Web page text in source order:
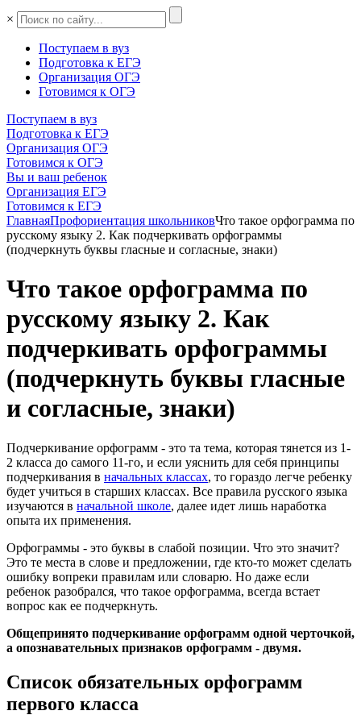
×
Поступаем в вуз
Подготовка к ЕГЭ
Организация ОГЭ
Готовимся к ОГЭ
Поступаем в вуз
Подготовка к ЕГЭ
Организация ОГЭ
Готовимся к ОГЭ
Вы и ваш ребенок
Организация ЕГЭ
Готовимся к ЕГЭ
ГлавнаяПрофориентация школьниковЧто такое орфограмма по
русскому языку 2. Как подчеркивать орфограммы
(подчеркнуть буквы гласные и согласные, знаки)
Что такое орфограмма по
русскому языку 2. Как
подчеркивать орфограммы
(подчеркнуть буквы гласные
и согласные, знаки)
Подчеркивание орфограмм - это та тема, которая тянется из 1-
2 класса до самого 11-го, и если уяснить для себя принципы
подчеркивания в начальных классах, то гораздо легче ребенку
будет учиться в старших классах. Все правила русского языка
изучаются в начальной школе, далее идет лишь наработка
опыта их применения.
Орфограммы - это буквы в слабой позиции. Что это значит?
Это те места в слове и предложении, где кто-то может сделать
ошибку вопреки правилам или словарю. Но даже если
ребенок разобрался, что такое орфограмма, всегда встает
вопрос как ее подчеркнуть.
Общепринято подчеркивание орфограмм одной черточкой,
а опознавательных признаков орфограмм - двумя.
Список обязательных орфограмм
первого класса